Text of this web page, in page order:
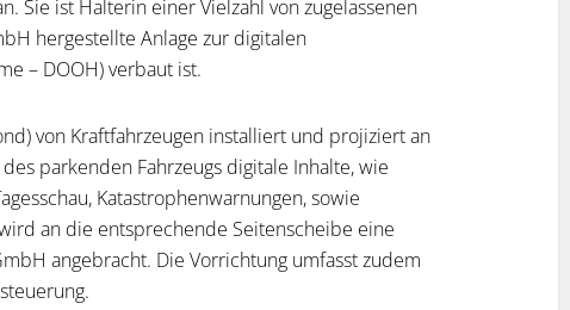
Sie ist Halterin einer Vielzahl von zugelassenen
hergestellte Anlage zur digitalen
– DOOH) verbaut ist.
von Kraftfahrzeugen installiert und projiziert an
parkenden Fahrzeugs digitale Inhalte, wie
Katastrophenwarnungen, sowie
an die entsprechende Seitenscheibe eine
angebracht. Die Vorrichtung umfasst zudem